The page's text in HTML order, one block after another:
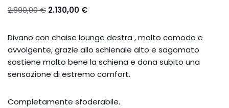
2.890,00€ 2.130,00 €
Divano con chaise lounge destra , molto comodo e
avvolgente, grazie allo schienale alto e sagomato
sostiene molto bene la schiena e dona subito una
sensazione di estremo comfort.
Completamente sfoderabile.